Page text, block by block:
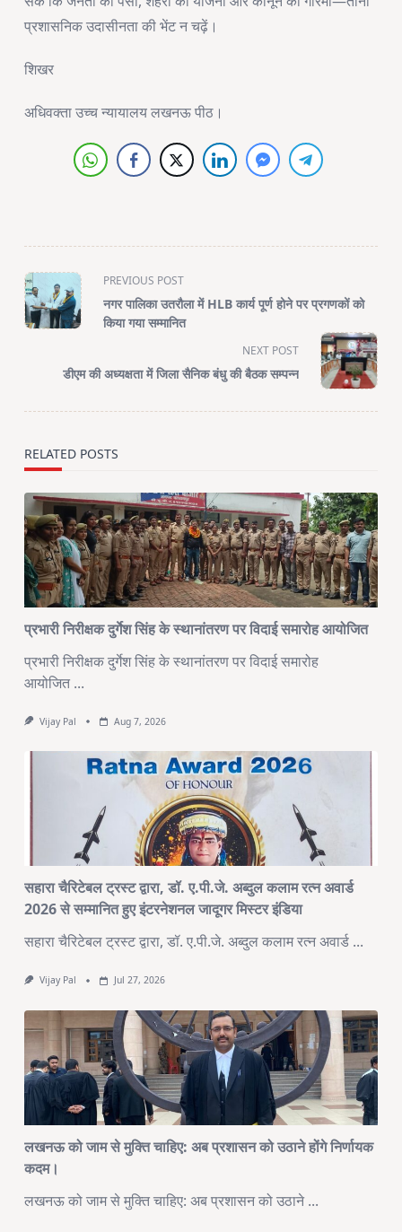
प्रशासनिक उदासीनता की भेंट न चढ़ें।
शिखर
अधिवक्ता उच्च न्यायालय लखनऊ पीठ।
<span
class="nav-
subtitle
reader-
text">Page</span>
PREVIOUS POST
नगर पालिका उतरौला में HLB कार्य पूर्ण होने पर प्रगणकों को
किया गया सम्मानित
NEXT POST
डीएम की अध्यक्षता में जिला सैनिक बंधु की बैठक सम्पन्न
RELATED POSTS
प्रभारी निरीक्षक दुर्गेश सिंह के स्थानांतरण पर विदाई समारोह आयोजित
प्रभारी निरीक्षक दुर्गेश सिंह के स्थानांतरण पर विदाई समारोह
आयोजित ...
Vijay Pal Aug 7, 2026
सहारा चैरिटेबल ट्रस्ट द्वारा, डॉ. ए.पी.जे. अब्दुल कलाम रत्न अवार्ड
2026 से सम्मानित हुए इंटरनेशनल जादूगर मिस्टर इंडिया
सहारा चैरिटेबल ट्रस्ट द्वारा, डॉ. ए.पी.जे. अब्दुल कलाम रत्न अवार्ड ...
Vijay Pal Jul 27, 2026
लखनऊ को जाम से मुक्ति चाहिए: अब प्रशासन को उठाने होंगे निर्णायक
कदम।
लखनऊ को जाम से मुक्ति चाहिए: अब प्रशासन को उठाने ...